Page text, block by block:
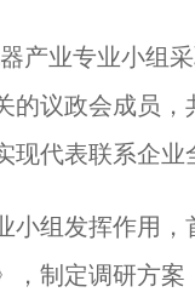
业专业小组采
的议政会成员
现代表联系企业
组发挥作用，
，制定调研方案